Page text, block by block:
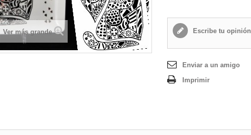
Ver más grande Escribe tu opinión
Enviar a un amigo
Imprimir